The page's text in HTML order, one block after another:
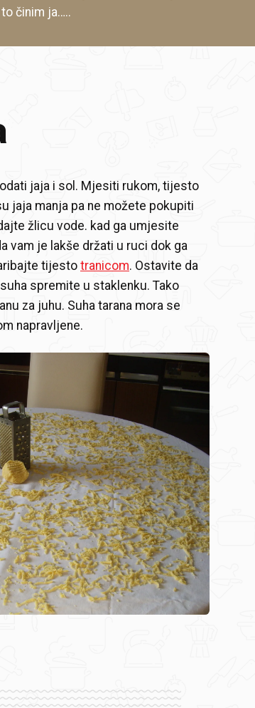
činim ja…..
jaja i sol. Mjesiti rukom, tijesto
jaja manja pa ne možete pokupiti
žlicu vode. kad ga umjesite
vam je lakše držati u ruci dok ga
tijesto tranicom. Ostavite da
spremite u staklenku. Tako
za juhu. Suha tarana mora se
napravljene.